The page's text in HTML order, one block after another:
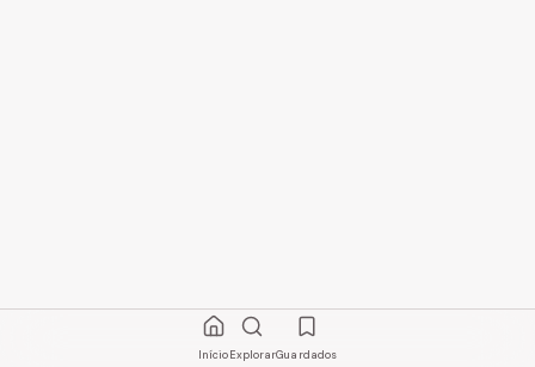
InícioExplorarGuardados